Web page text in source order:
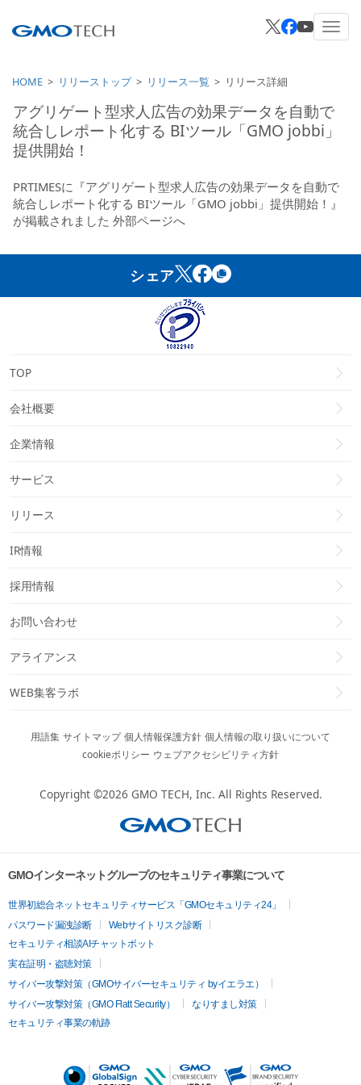
HOME リリーストップ リリース一覧 リリース詳細
アグリゲート型求人広告の効果データを自動で
統合しレポート化する BIツール「GMO jobbi」
提供開始！
PRTIMESに『アグリゲート型求人広告の効果データを自動で
統合しレポート化する BIツール「GMO jobbi」提供開始！』
が掲載されました 外部ページへ
シェア
TOP
会社概要
企業情報
サービス
リリース
IR情報
採用情報
お問い合わせ
アライアンス
WEB集客ラボ
用語集 サイトマップ 個人情報保護方針 個人情報の取り扱いについて
cookieポリシー ウェブアクセシビリティ方針
Copyright ©2026 GMO TECH, Inc. All Rights Reserved.
GMOインターネットグループのセキュリティ事業について
世界初総合ネットセキュリティサービス「GMOセキュリティ24」
パスワード漏洩診断
Webサイトリスク診断
セキュリティ相談AIチャットボット
実在証明・盗聴対策
サイバー攻撃対策（GMOサイバーセキュリティ byイエラエ）
サイバー攻撃対策（GMO Flatt Security）
なりすまし対策
セキュリティ事業の軌跡